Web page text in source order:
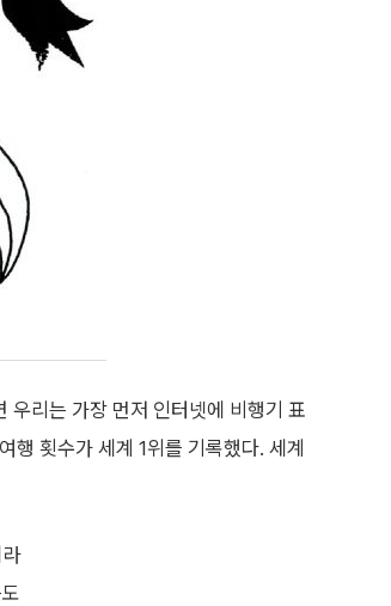
우리는 가장 먼저 인터넷에 비행기 표
행 횟수가 세계 1위를 기록했다. 세계